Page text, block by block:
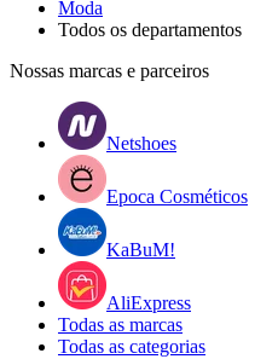
Moda
Todos os departamentos
Nossas marcas e parceiros
Netshoes
Epoca Cosméticos
KaBuM!
AliExpress
Todas as marcas
Todas as categorias